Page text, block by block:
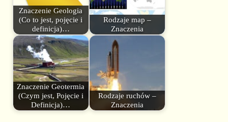
Znaczenie Geologia
(Co to jest, pojęcie i
definicja)…
Rodzaje map –
Znaczenia
Znaczenie Geotermia
(Czym jest, Pojęcie i
Definicja)…
Rodzaje ruchów –
Znaczenia